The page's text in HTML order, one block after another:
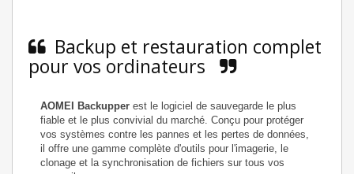
Backup et restauration complet
pour vos ordinateurs
AOMEI Backupper est le logiciel de sauvegarde le plus
fiable et le plus convivial du marché. Conçu pour protéger
vos systèmes contre les pannes et les pertes de données,
il offre une gamme complète d'outils pour l'imagerie, le
clonage et la synchronisation de fichiers sur tous vos